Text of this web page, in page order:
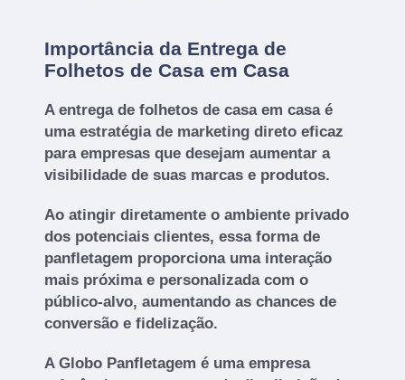
Importância da Entrega de
Folhetos de Casa em Casa
A entrega de folhetos de casa em casa é
uma estratégia de marketing direto eficaz
para empresas que desejam aumentar a
visibilidade de suas marcas e produtos.
Ao atingir diretamente o ambiente privado
dos potenciais clientes, essa forma de
panfletagem proporciona uma interação
mais próxima e personalizada com o
público-alvo, aumentando as chances de
conversão e fidelização.
A Globo Panfletagem é uma empresa